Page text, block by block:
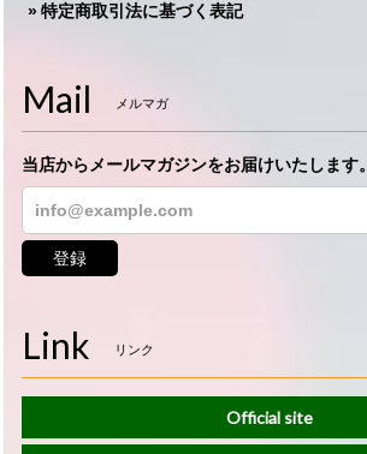
特定商取引法に基づく表記
Mail メルマガ
当店からメールマガジンをお届けいたします。
登録
Link リンク
Official site